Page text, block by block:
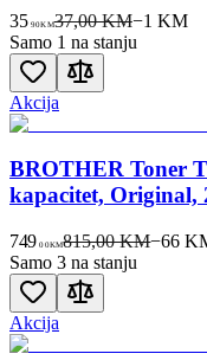
35 90KM37,00 KM−1 KM
Samo 1 na stanju
Akcija
BROTHER Toner
kapacitet, Original,
749 00KM815,00 KM−66
Samo 3 na stanju
Akcija